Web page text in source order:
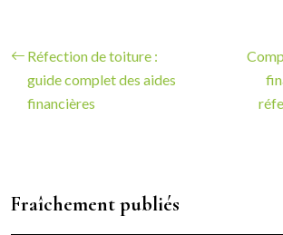
Réfection de toiture :
guide complet des aides
financières
Fraîchement publiés